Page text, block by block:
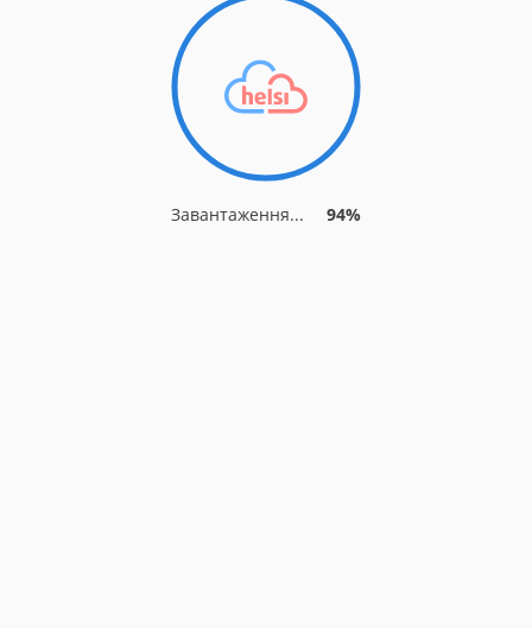
Завантаження... 94%